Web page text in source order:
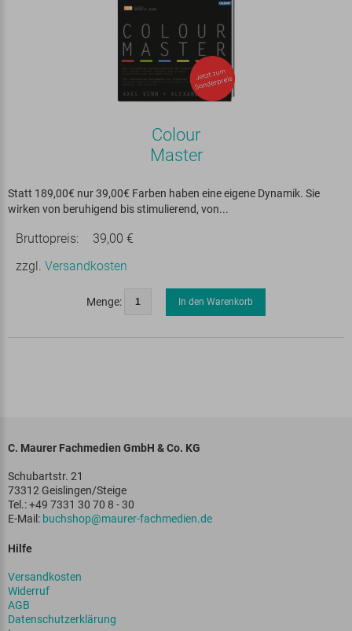
Colour
Master
Statt 189,00€ nur 39,00€ Farben haben eine eigene Dynamik. Sie
wirken von beruhigend bis stimulierend, von...
Bruttopreis:
39,00 €
zzgl. Versandkosten
Menge: In den Warenkorb
C. Maurer Fachmedien GmbH & Co. KG
Schubartstr. 21
73312 Geislingen/Steige
Tel.: +49 7331 30 70 8 - 30
E-Mail: buchshop@maurer-fachmedien.de
Hilfe
Versandkosten
Widerruf
AGB
Datenschutzerklärung